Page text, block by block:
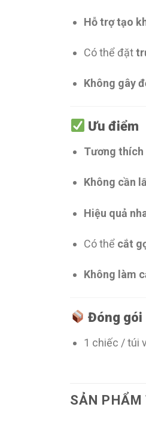
Hỗ trợ tạo
Có thể đặt
Không gây
Ưu điểm
Tương thích
Không cần
Hiệu quả
Có thể cắt
Không làm
Đóng gói
1 chiếc / túi
SẢN PHẨM